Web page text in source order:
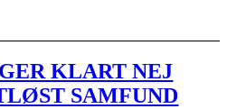
KLART NEJ
SAMFUND